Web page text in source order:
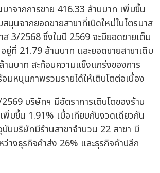
าจากการขาย 416.33 ล้านบาท เพิ่มขึ้น
นุนจากยอดขายสาขาที่เปิดใหม่ในไตรมาส
ส 3/2568 ซึ่งในปี 2569 จะมียอดขายเต็ม
ยู่ที่ 21.79 ล้านบาท และยอดขายสาขาเดิม
นบาท สะท้อนความแข็งแกร่งของการ
มหนุนภาพรวมรายได้ให้เติบโตต่อเนื่อง
บริษัทฯ มีอัตราการเติบโตของร้าน
พิ่มขึ้น 1.91% เมื่อเทียบกับงวดเดียวกัน
นบริษัทมีร้านสาขาจำนวน 22 สาขา มี
างธุรกิจค้าส่ง 26% และธุรกิจค้าปลีก